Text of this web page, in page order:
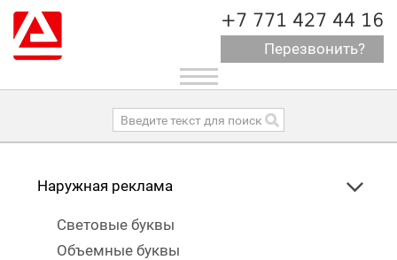
+7 771 427 44 16
Перезвонить?
Toggle
navigation
Наружная реклама
Световые буквы
Объемные буквы